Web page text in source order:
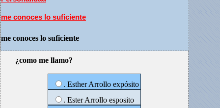
me conoces lo suficiente
me conoces lo suficiente
¿como me llamo?
. Esther Arrollo expósito
. Ester Arrollo esposito